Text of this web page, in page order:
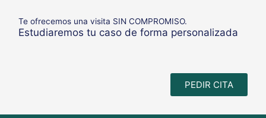
Te ofrecemos una visita SIN COMPROMISO.
Estudiaremos tu caso de forma personalizada
PEDIR CITA